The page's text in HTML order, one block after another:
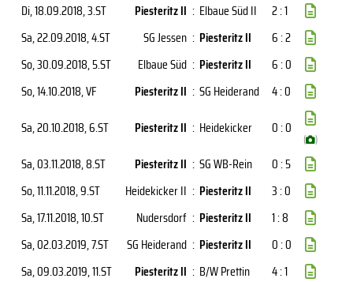
Di, 18.09.2018, 3.ST Piesteritz II : Elbaue Süd II
2 : 1
Sa, 22.09.2018, 4.ST SG Jessen : Piesteritz II
6 : 2
So, 30.09.2018, 5.ST Elbaue Süd : Piesteritz II
6 : 0
So, 14.10.2018, VF Piesteritz II : SG Heiderand
4 : 0
Sa, 20.10.2018, 6.ST Piesteritz II : Heidekicker 0 : 0
( )
Sa, 03.11.2018, 8.ST Piesteritz II : SG WB-Rein
0 : 5
So, 11.11.2018, 9.ST Heidekicker II : Piesteritz II
3 : 0
Sa, 17.11.2018, 10.ST Nudersdorf : Piesteritz II
1 : 8
Sa, 02.03.2019, 7.ST SG Heiderand : Piesteritz II
0 : 0
Sa, 09.03.2019, 11.ST Piesteritz II : B/W Prettin
4 : 1